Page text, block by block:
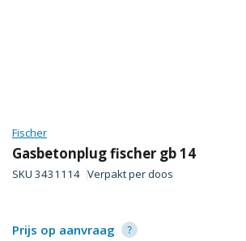
Fischer
Gasbetonplug fischer gb 14
SKU 3431114 Verpakt perdoos
Prijs op aanvraag